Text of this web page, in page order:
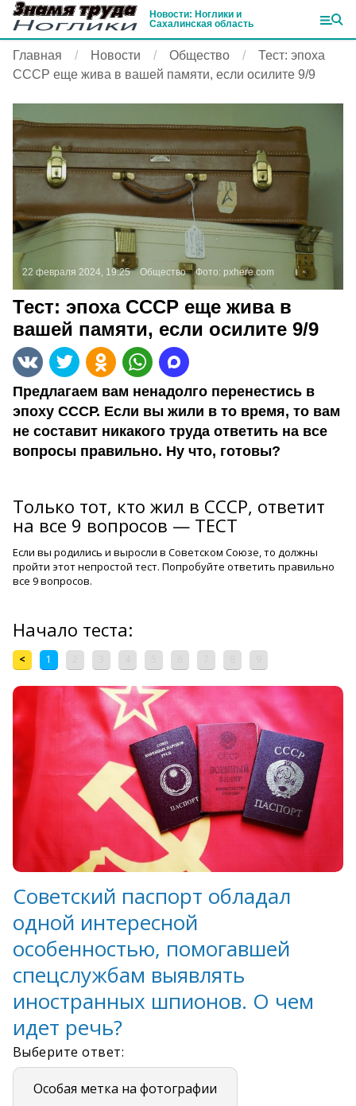
Новости: Ноглики и
Сахалинская область
Главная Новости Общество
Тест: эпоха
СССР еще жива в вашей памяти, если осилите 9/9
22 февраля 2024, 19:25 Общество Фото: pxhere.com
Тест: эпоха СССР еще жива в
вашей памяти, если осилите 9/9
Предлагаем вам ненадолго перенестись в
эпоху СССР. Если вы жили в то время, то вам
не составит никакого труда ответить на все
вопросы правильно. Ну что, готовы?